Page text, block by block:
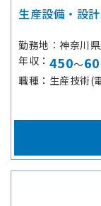
生産設備・設
勤務地
神奈川
年収
450～
職種
生産技術(